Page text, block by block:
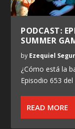
PODCAST:
SUMMER
by Ezequiel
¿Cómo está la
Episodio 653
READ MORE